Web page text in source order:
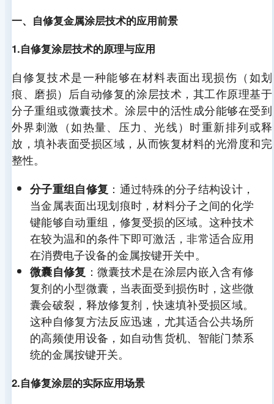
一、自修复金属涂层技术的应用前景
1.自修复涂层技术的原理与应用
自修复技术是一种能够在材料表面出现损伤（如划
痕、磨损）后自动修复的涂层技术，其工作原理基于
分子重组或微囊技术。涂层中的活性成分能够在受到
外界刺激（如热量、压力、光线）时重新排列或释
放，填补表面受损区域，从而恢复材料的光滑度和完
整性。
分子重组自修复 ：通过特殊的分子结构设计，
当金属表面出现划痕时，材料分子之间的化学
键能够自动重组，修复受损的区域。这种技术
在较为温和的条件下即可激活，非常适合应用
在消费电子设备的金属按键开关中。
微囊自修复 ：微囊技术是在涂层内嵌入含有修
复剂的小型微囊，当表面受到损伤时，这些微
囊会破裂，释放修复剂，快速填补受损区域。
这种自修复方法反应迅速，尤其适合公共场所
的高频使用设备，如自动售货机、智能门禁系
统的金属按键开关。
2.自修复涂层的实际应用场景